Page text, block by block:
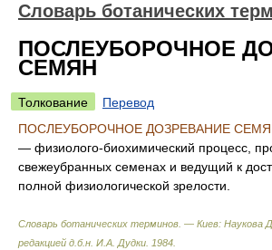
Словарь ботанических
ПОСЛЕУБОРОЧНОЕ
СЕМЯН
Толкование
Перевод
ПОСЛЕУБОРОЧНОЕ ДОЗРЕВАНИЕ
— физиолого-биохимический процесс,
свежеубранных семенах и ведущий к
полной физиологической зрелости.
Словарь ботанических терминов. — Киев: Наукова
редакцией д.б.н. И.А. Дудки 1984